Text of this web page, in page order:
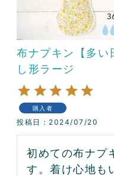
布ナプキン【多い
し形ラージ
購入者
投稿日 2024/07/20
初めての布ナプ
す。着け心地も